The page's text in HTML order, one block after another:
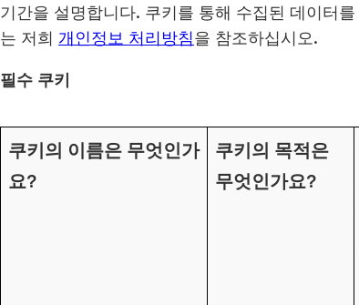
기간을 설명합니다. 쿠키를 통해 수집된 데이터
는 저희 개인정보 처리방침을 참조하십시오.
필수 쿠키
쿠키의 이름은 무엇인가
요?
쿠키의 목적은
무엇인가요?